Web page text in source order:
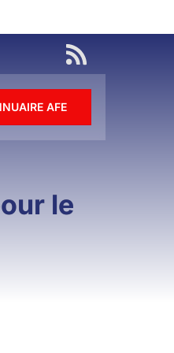
AFE
le